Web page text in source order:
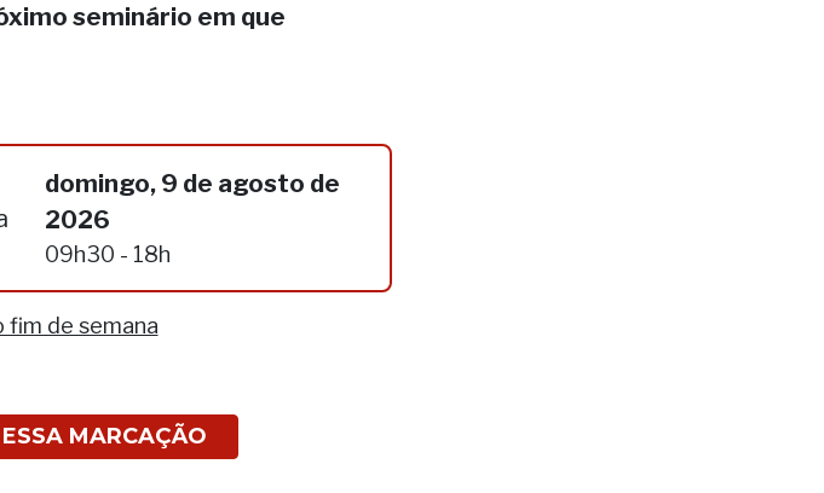
seminário em que
domingo, 9 de agosto de
2026
09h30 - 18h
fim de semana
MARCAÇÃO